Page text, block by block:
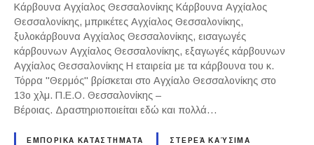
Κάρβουνα Αγχίαλος Θεσσαλονίκης Κάρβουνα Αγχίαλος
Θεσσαλονίκης, μπρικέτες Αγχίαλος Θεσσαλονίκης,
ξυλοκάρβουνα Αγχίαλος Θεσσαλονίκης, εισαγωγές
κάρβουνων Αγχίαλος Θεσσαλονίκης, εξαγωγές κάρβουνων
Αγχίαλος Θεσσαλονίκης Η εταιρεία με τα κάρβουνα του κ.
Τόρρα "Θερμός" βρίσκεται στο Αγχίαλο Θεσσαλονίκης στο
13ο χλμ. Π.Ε.Ο. Θεσσαλονίκης –
Βέροιας. Δραστηριοποιείται εδώ και πολλά…
ΕΜΠΟΡΙΚΑ ΚΑΤΑΣΤΗΜΑΤΑ ΣΤΕΡΕΆ ΚΑΎΣΙΜΑ